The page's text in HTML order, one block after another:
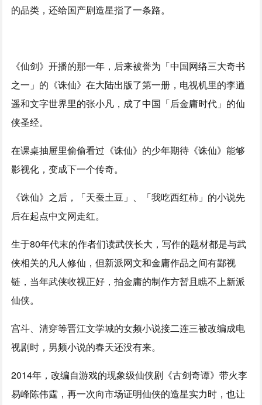
的品类，还给国产剧造星指了一条路。
《仙剑》开播的那一年，后来被誉为「中国网络三大奇书
之一」的《诛仙》在大陆出版了第一册，电视机里的李逍
遥和文字世界里的张小凡，成了中国「后金庸时代」的仙
侠圣经。
在课桌抽屉里偷偷看过《诛仙》的少年期待《诛仙》能够
影视化，变成下一个传奇。
《诛仙》之后，「天蚕土豆」、「我吃西红柿」的小说先
后在起点中文网走红。
生于80年代末的作者们读武侠长大，写作的题材都是与武
侠相关的凡人修仙，但新派网文和金庸作品之间有鄙视
链，当年武侠收视正好，拍金庸的制作方暂且瞧不上新派
仙侠。
宫斗、清穿等晋江文学城的女频小说接二连三被改编成电
视剧时，男频小说的春天还没有来。
2014年，改编自游戏的现象级仙侠剧《古剑奇谭》带火李
易峰陈伟霆，再一次向市场证明仙侠的造星实力时，也让